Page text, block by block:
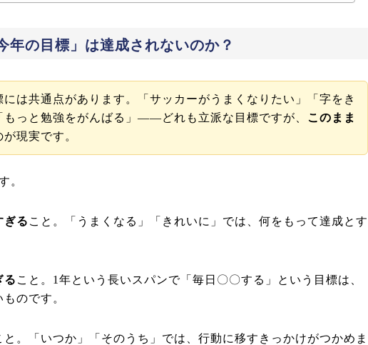
年の目標」は達成されないのか？
は共通点があります。「サッカーがうまくなりたい」「字をき
もっと勉強をがんばる」——どれも立派な目標ですが、 このまま
が現実です。
。
ぎる こと。「うまくなる」「きれいに」では、何をもって達成とす
る こと。1年という長いスパンで「毎日〇〇する」という目標は、
のです。
と。「いつか」「そのうち」では、行動に移すきっかけがつかめま